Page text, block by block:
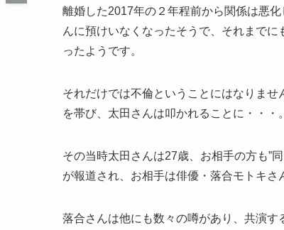
離婚した2017年の２年程前から関係は悪
んに預けいなくなったそうで、それまで
ったようです。
それだけでは不倫ということにはなりま
を帯び、太田さんは叩かれることに・・・。
その当時太田さんは27歳、お相手の方も”
が報道され、お相手は俳優・落合モトキさ
落合さんは他にも数々の噂があり、共演